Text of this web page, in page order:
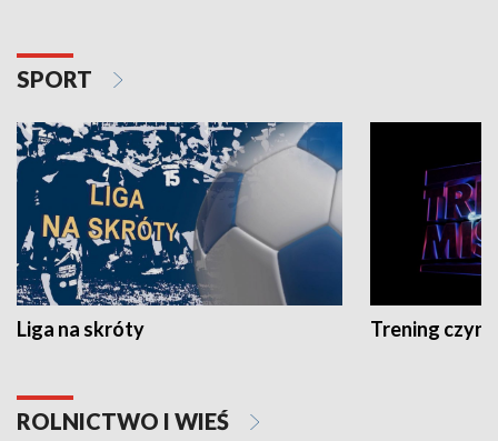
SPORT
Liga na skróty Trening czyni
ROLNICTWO I WIEŚ